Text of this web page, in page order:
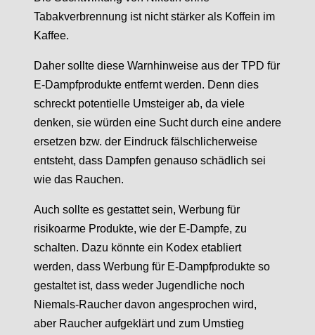
Tabakverbrennung ist nicht stärker als Koffein im
Kaffee.
Daher sollte diese Warnhinweise aus der TPD für
E-Dampfprodukte entfernt werden. Denn dies
schreckt potentielle Umsteiger ab, da viele
denken, sie würden eine Sucht durch eine andere
ersetzen bzw. der Eindruck fälschlicherweise
entsteht, dass Dampfen genauso schädlich sei
wie das Rauchen.
Auch sollte es gestattet sein, Werbung für
risikoarme Produkte, wie der E-Dampfe, zu
schalten. Dazu könnte ein Kodex etabliert
werden, dass Werbung für E-Dampfprodukte so
gestaltet ist, dass weder Jugendliche noch
Niemals-Raucher davon angesprochen wird,
aber Raucher aufgeklärt und zum Umstieg